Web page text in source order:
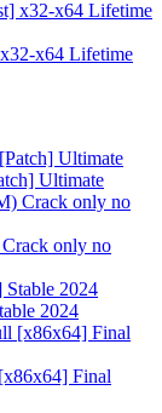
x64 Lifetime
Ultimate
only no
2024
Final